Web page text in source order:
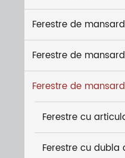
Ferestre de
Ferestre de
Ferestre de
Ferestre cu
Ferestre cu dubla